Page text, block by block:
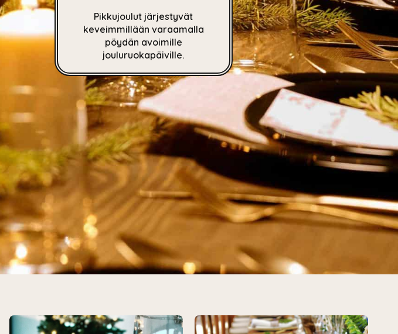
Pikkujoulut järjestyvät
keveimmillään varaamalla
pöydän avoimille
jouluruokapäiville.